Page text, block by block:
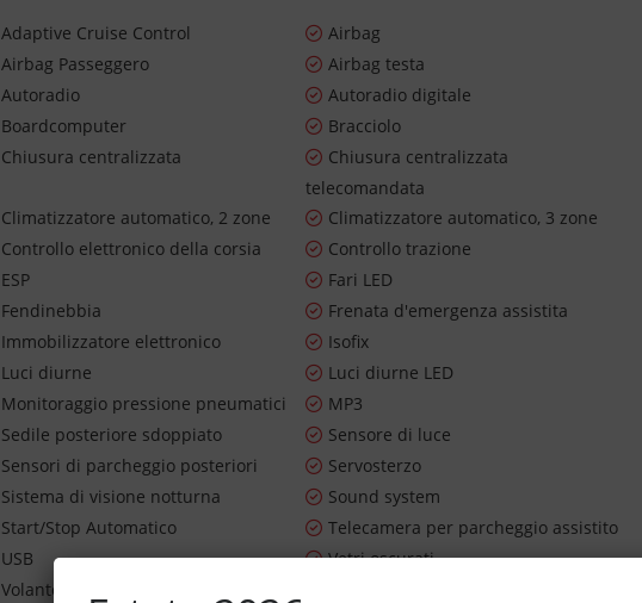
Adaptive Cruise Control
Airbag
Airbag Passeggero
Airbag testa
Autoradio
Autoradio digitale
Boardcomputer
Bracciolo
Chiusura centralizzata
Chiusura centralizzata
telecomandata
Climatizzatore automatico, 2 zone
Climatizzatore automatico, 3 zone
Controllo elettronico della corsia
Controllo trazione
ESP
Fari LED
Fendinebbia
Frenata d'emergenza assistita
Immobilizzatore elettronico
Isofix
Luci diurne
Luci diurne LED
Monitoraggio pressione pneumatici
MP3
Sedile posteriore sdoppiato
Sensore di luce
Sensori di parcheggio posteriori
Servosterzo
Sistema di visione notturna
Sound system
Start/Stop Automatico
Telecamera per parcheggio assistito
USB
Vetri oscurati
Volante in pelle